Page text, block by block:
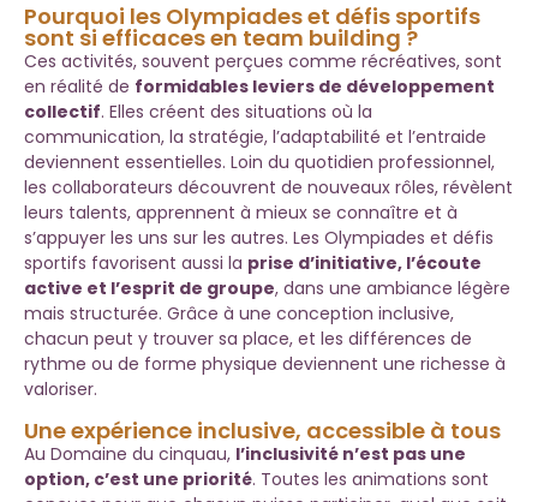
Pourquoi les Olympiades et défis sportifs
sont si efficaces en team building ?
Ces activités, souvent perçues comme récréatives, sont
en réalité de formidables leviers de développement
collectif. Elles créent des situations où la
communication, la stratégie, l’adaptabilité et l’entraide
deviennent essentielles. Loin du quotidien professionnel,
les collaborateurs découvrent de nouveaux rôles, révèlent
leurs talents, apprennent à mieux se connaître et à
s’appuyer les uns sur les autres. Les Olympiades et défis
sportifs favorisent aussi la prise d’initiative, l’écoute
active et l’esprit de groupe, dans une ambiance légère
mais structurée. Grâce à une conception inclusive,
chacun peut y trouver sa place, et les différences de
rythme ou de forme physique deviennent une richesse à
valoriser.
Une expérience inclusive, accessible à tous
Au Domaine du cinquau, l’inclusivité n’est pas une
option, c’est une priorité. Toutes les animations sont